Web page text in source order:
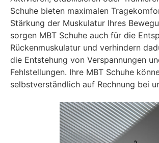
Schuhe bieten maximalen
Stärkung der Muskulatur Ihres
sorgen MBT Schuhe auch für die
Rückenmuskulatur und verhindern
die Entstehung von Verspannungen
Fehlstellungen. Ihre MBT Schuhe
selbstverständlich auf Rechnung bei